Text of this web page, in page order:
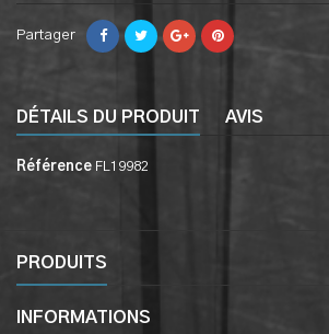
Partager
DÉTAILS DU PRODUIT AVIS
Référence FL19982
PRODUITS
INFORMATIONS